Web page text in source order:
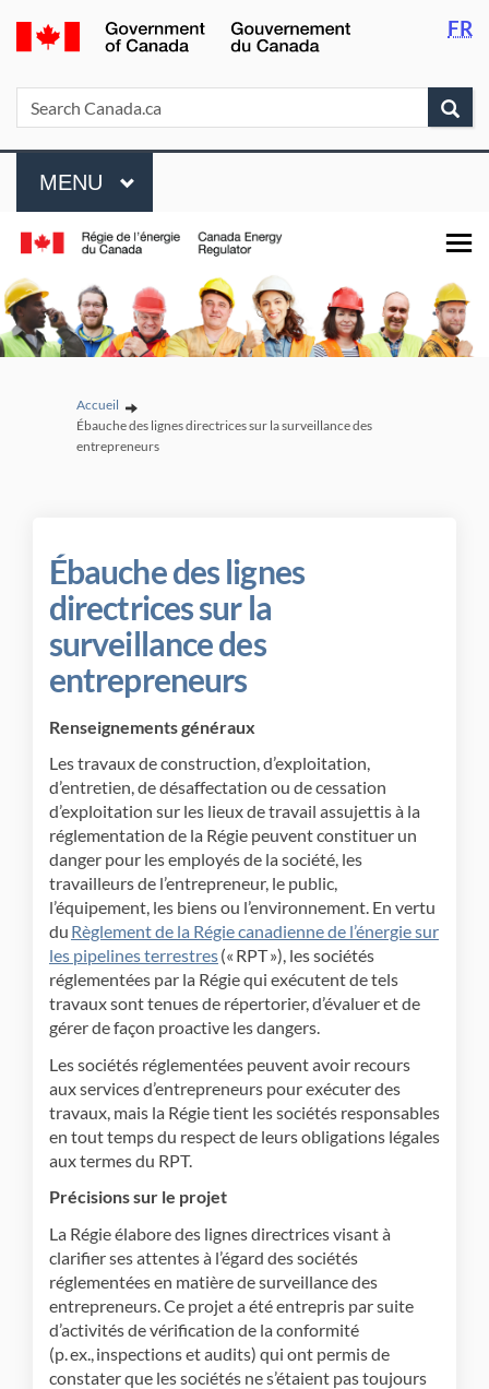
Skip
to
main
Skip
to
"About
Passer
à
la
FR
Search
Search
Canada.ca
Menu
MAIN
MENU
Vous êtes ici:
Accueil
Ébauche des lignes directrices sur la surveillance des
entrepreneurs
Ébauche des lignes
directrices sur la
surveillance des
entrepreneurs
Renseignements généraux
Les travaux de construction, d’exploitation,
d’entretien, de désaffectation ou de cessation
d’exploitation sur les lieux de travail assujettis à la
réglementation de la Régie peuvent constituer un
danger pour les employés de la société, les
travailleurs de l’entrepreneur, le public,
l’équipement, les biens ou l’environnement. En vertu
du Règlement de la Régie canadienne de l’énergie sur
les pipelines terrestres(Liens externes)
(« RPT »), les sociétés
réglementées par la Régie qui exécutent de tels
travaux sont tenues de répertorier, d’évaluer et de
gérer de façon proactive les dangers.
Les sociétés réglementées peuvent avoir recours
aux services d’entrepreneurs pour exécuter des
travaux, mais la Régie tient les sociétés responsables
en tout temps du respect de leurs obligations légales
aux termes du RPT.
Précisions sur le projet
La Régie élabore des lignes directrices visant à
clarifier ses attentes à l’égard des sociétés
réglementées en matière de surveillance des
entrepreneurs. Ce projet a été entrepris par suite
d’activités de vérification de la conformité
(p. ex., inspections et audits) qui ont permis de
constater que les sociétés ne s’étaient pas toujours